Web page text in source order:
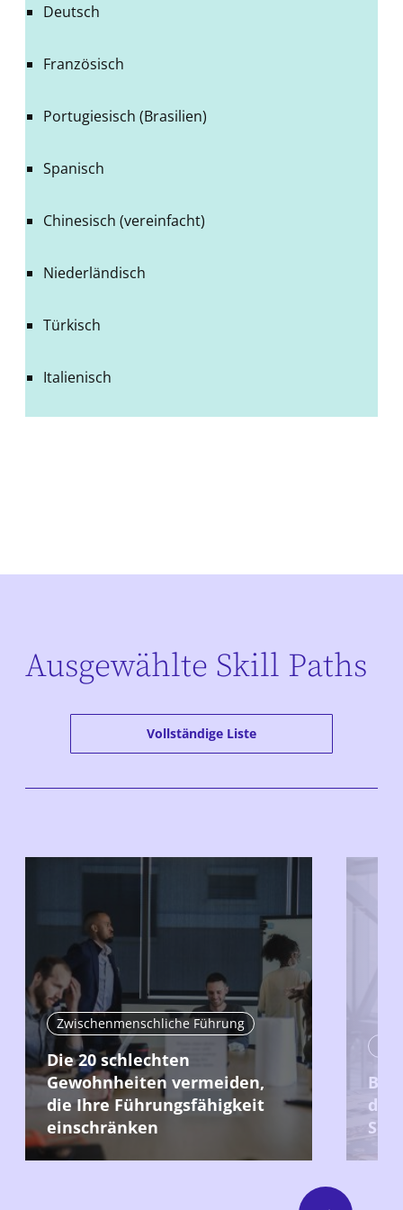
Deutsch
Französisch
Portugiesisch (Brasilien)
Spanisch
Chinesisch (vereinfacht)
Niederländisch
Türkisch
Italienisch
Ausgewählte Skill Paths
Vollständige Liste
Zwischenmenschliche Führung
Die 20 schlechten
Gewohnheiten vermeiden,
die Ihre Führungsfähigkeit
einschränken
den